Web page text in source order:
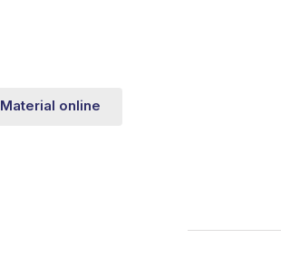
Material online